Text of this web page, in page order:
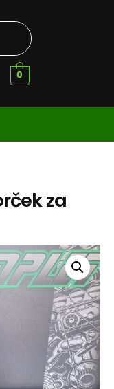
0
za